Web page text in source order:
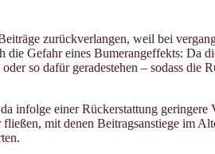
zurückverlangen, weil bei
Gefahr eines Bumerangeffekts: Da
so dafür geradestehen – sodass die
infolge einer Rückerstattung geringere
mit denen Beitragsanstiege im